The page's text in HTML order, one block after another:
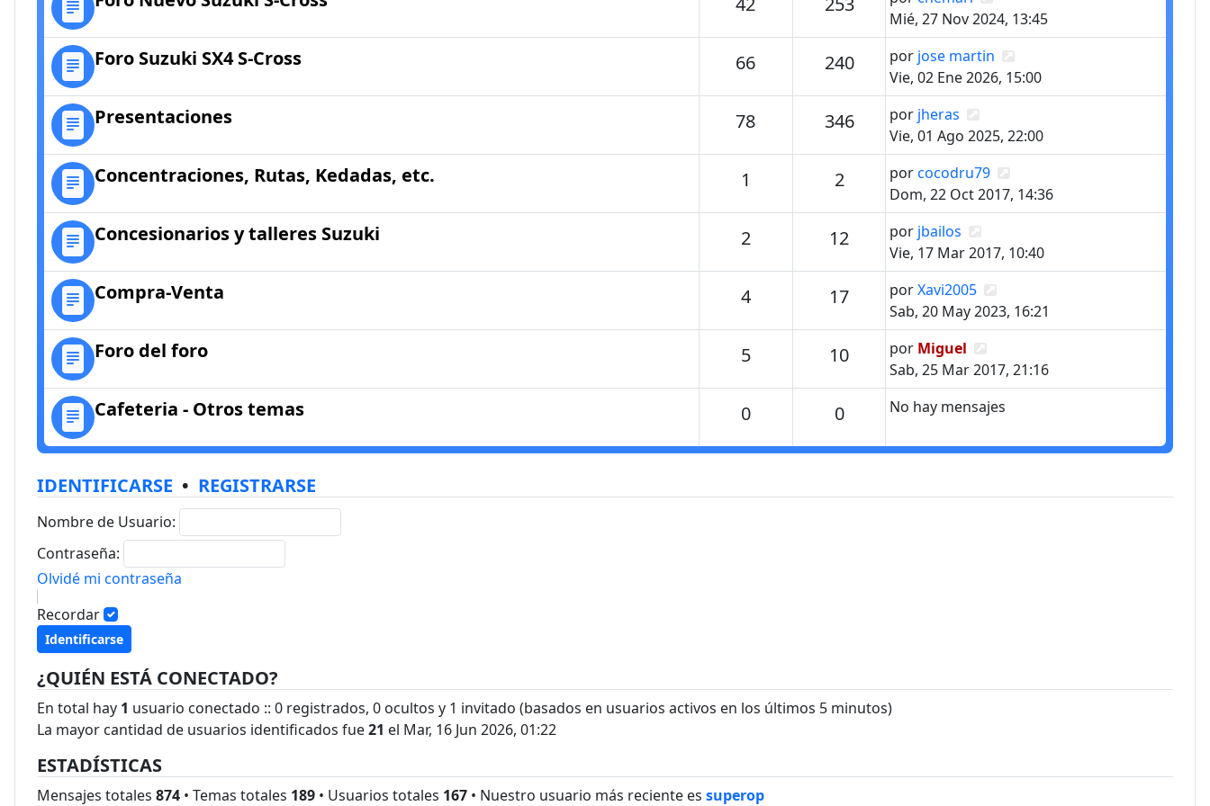
Mié, 27 Nov 2024, 13:45
Foro Suzuki SX4 S-Cross 66Temas 240Mensajes
Último mensaje
por jose martin
Vie, 02 Ene 2026, 15:00
Presentaciones 78Temas 346Mensajes
Último mensaje
por jheras
Vie, 01 Ago 2025, 22:00
Concentraciones, Rutas, Kedadas, etc. 1 2MensajesÚltimo mensaje
porcocodru79
Dom, 22 Oct 2017, 14:36
Concesionarios y talleres Suzuki 2Temas 12MensajesÚltimo mensaje
por jbailos
Vie, 17 Mar 2017, 10:40
Compra-Venta 4Temas 17MensajesÚltimo mensaje
porXavi2005
Sab, 20 May 2023, 16:21
Foro del foro 5Temas 10MensajesÚltimo mensaje
por Miguel
Sab, 25 Mar 2017, 21:16
Cafeteria - Otros temas 0Temas 0MensajesNo hay mensajes
IDENTIFICARSE • REGISTRARSE
Nombre de Usuario:
Contraseña:
Olvidé mi contraseña
Recordar
¿QUIÉN ESTÁ CONECTADO?
En total hay 1 usuario conectado :: 0 registrados, 0 ocultos y 1 invitado (basados en usuarios activos en los últimos 5 minutos)
La mayor cantidad de usuarios identificados fue21 el Mar, 16 Jun 2026, 01:22
ESTADÍSTICAS
Mensajes totales 874 • Temas totales 189 • Usuarios totales 167 • Nuestro usuario más reciente es superop